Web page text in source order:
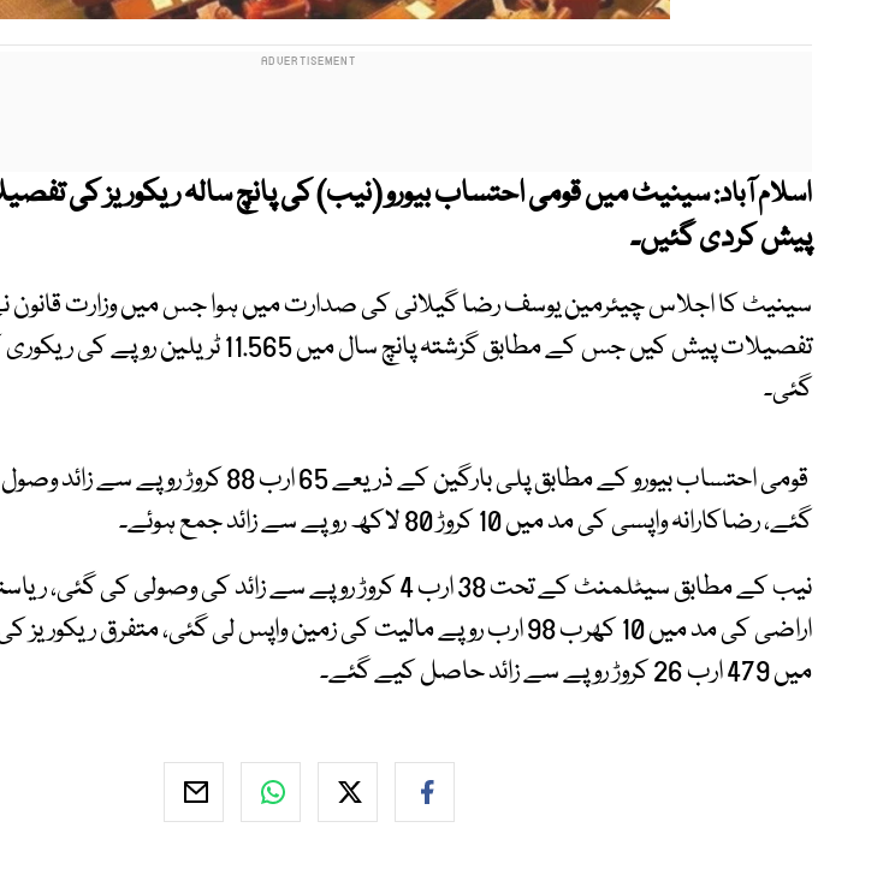
اسلام آباد:سینیٹ میں قومی احتساب بیورو (نیب) کی پانچ سالہ ریکوریز کی
پیش کردی گئیں۔
سینیٹ کا اجلاس چیئرمین یوسف رضا گیلانی کی صدارت میں ہوا جس میں وزارت قانون
تفصیلات پیش کیں جس کے مطابق گزشتہ پانچ سال میں 11.565 ٹریلین روپے
گئی۔
قومی احتساب بیورو کے مطابق پلی بارگین کے ذریعے 65 ارب 88 کروڑ روپے
گئے، رضاکارانہ واپسی کی مد میں 10 کروڑ 80 لاکھ روپے سے زائد جمع ہوئے۔
نیب کے مطابق سیٹلمنٹ کے تحت 38 ارب 4 کروڑ روپے سے زائد کی وصولی کی گئی،
اراضی کی مد میں 10 کھرب 98 ارب روپے مالیت کی زمین واپس لی گئی، متفرق
میں 479 ارب 26 کروڑ روپے سے زائد حاصل کیے گئے۔